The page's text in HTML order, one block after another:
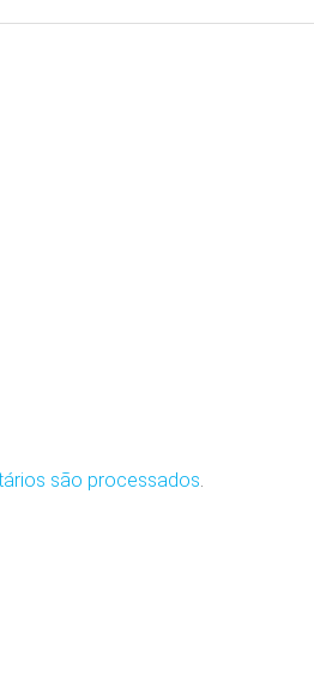
são processados.